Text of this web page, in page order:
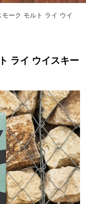
ーク モルト ライ ウイ
ライ ウイスキー